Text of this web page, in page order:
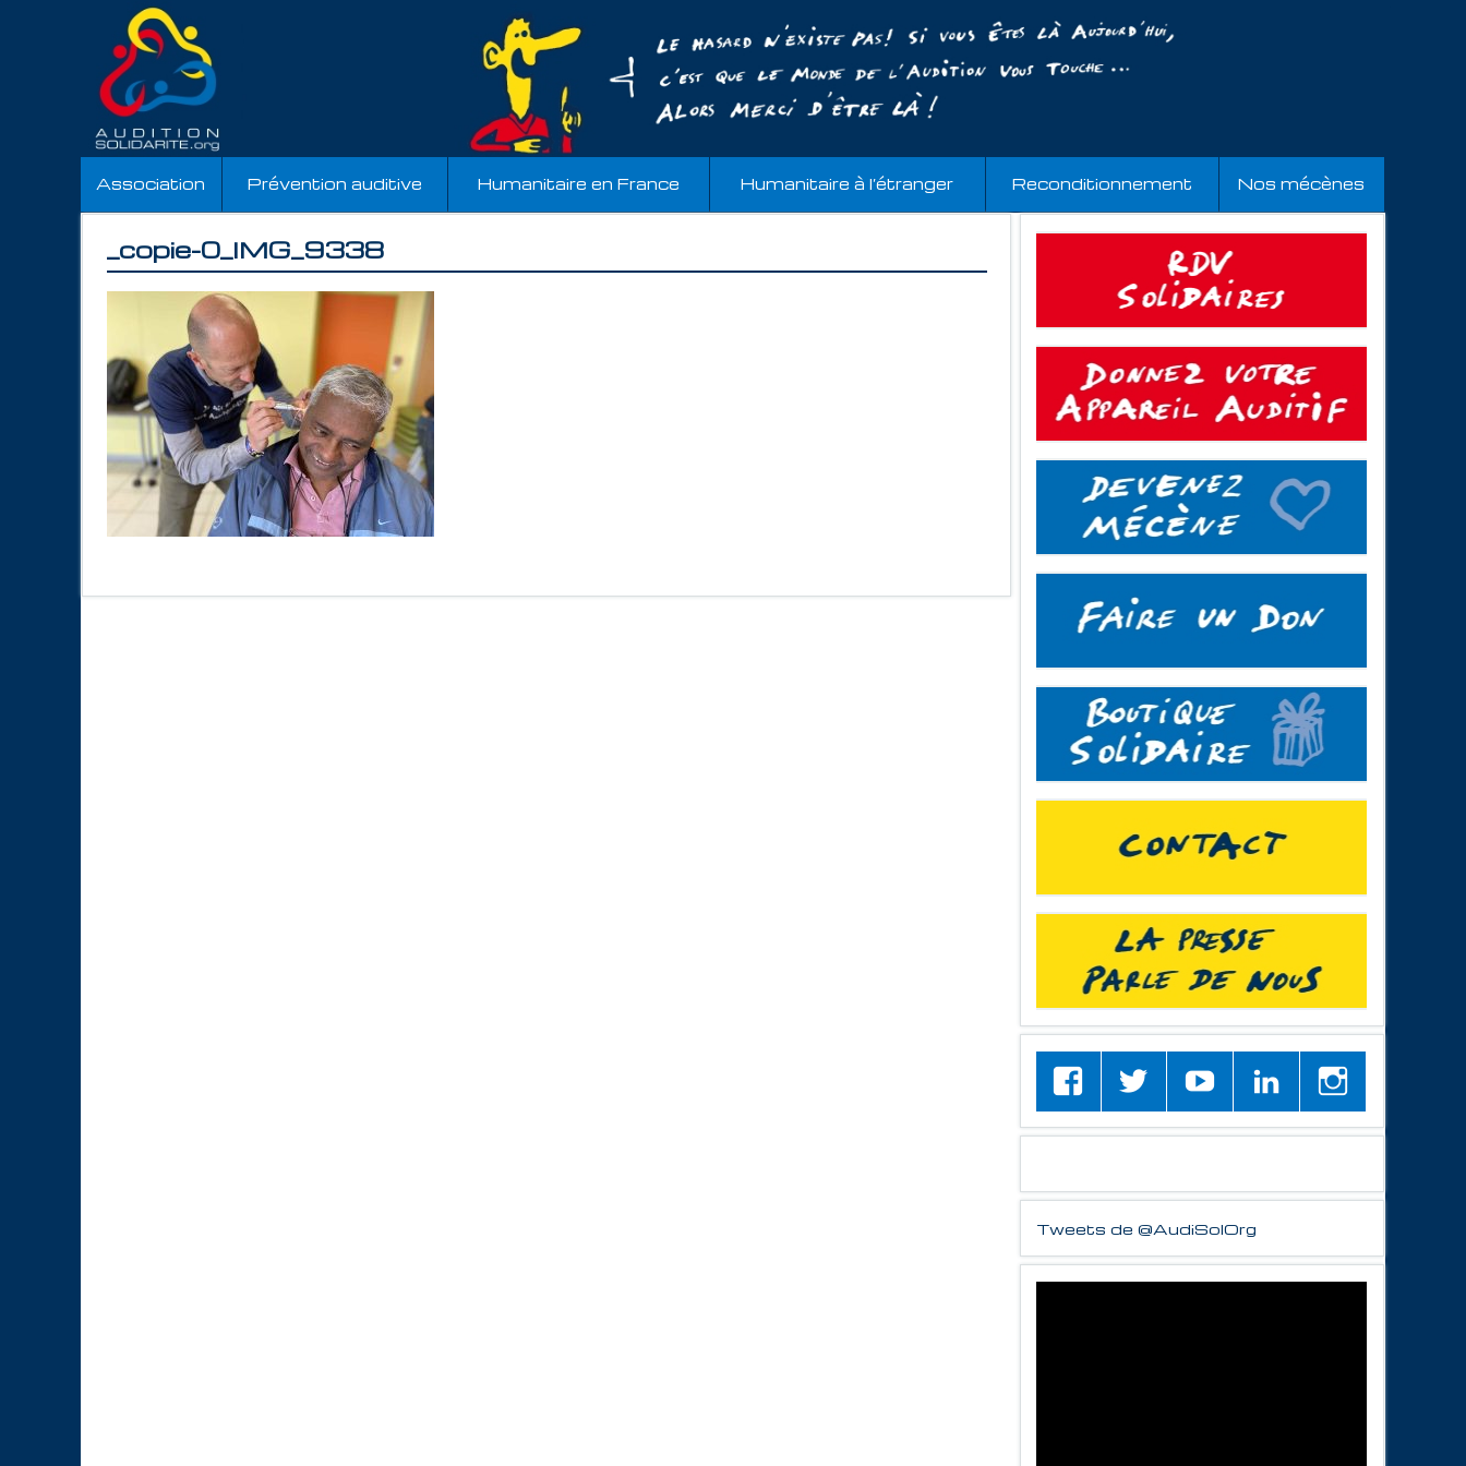
Association Prévention auditive Humanitaire en France Humanitaire à l’étranger Reconditionnement Nos mécènes
_copie-0_IMG_9338
Tweets de @AudiSolOrg